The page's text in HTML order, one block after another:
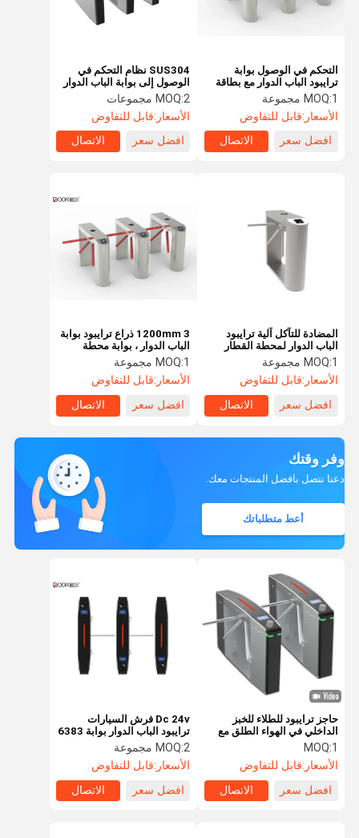
SUS304 نظام التحكم في
الوصول إلى بوابة الباب الدوار
ثلاثي القوائم لمحطة المترو
MOQ:2 مجموعات
الأسعار:قابل للتفاوض
افضل سعر
الاتصال
التحكم في الوصول بوابة
ترايبود الباب الدوار مع بطاقة
Ic والتعرف على الوجه رمز
الاستجابة السريعة
MOQ:1 مجموعة
الأسعار:قابل للتفاوض
افضل سعر
الاتصال
1200mm 3 ذراع ترايبود بوابة
الباب الدوار ، بوابة محطة
القطار Rs485 الاتصالات
MOQ:1 مجموعة
الأسعار:قابل للتفاوض
افضل سعر
الاتصال
المضادة للتآكل آلية ترايبود
الباب الدوار لمحطة القطار
MOQ:1 مجموعة
الأسعار:قابل للتفاوض
افضل سعر
الاتصال
وفر وقتك
دعنا نتصل بأفضل المنتجات معك.
أعط متطلباتك
حاجز ترايبود للطلاء للخبز
الداخلي في الهواء الطلق مع
شاشة عرض ونظام سحابة
MOQ:1
الأسعار:قابل للتفاوض
افضل سعر
الاتصال
Dc 24v فرش السيارات
ترايبود الباب الدوار بوابة 6383
للسوق الراقية
MOQ:2 مجموعة
الأسعار:قابل للتفاوض
افضل سعر
الاتصال